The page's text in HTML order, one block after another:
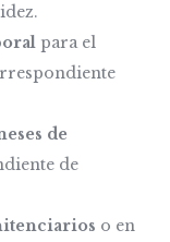
para el
de
de
o en